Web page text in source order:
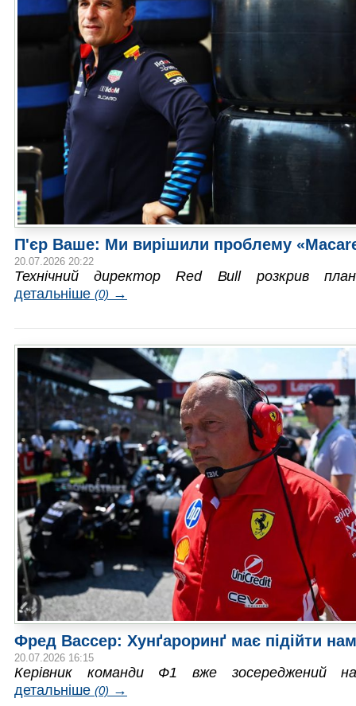
П'єр Ваше: Ми вирішили проблему
20.07.2026 20:22
Технічний директор Red Bull розкрив
детальніше (0) →
Фред Вассер: Хунґароринґ має підійти
20.07.2026 16:15
Керівник команди Ф1 вже зосереджений
детальніше (0) →